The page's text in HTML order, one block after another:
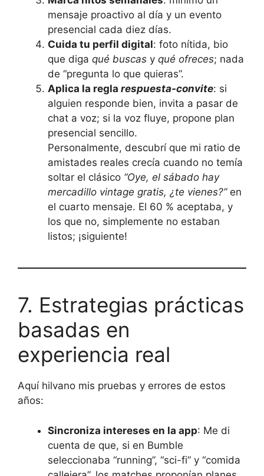
mensaje proactivo al día y un evento
presencial cada diez días.
Cuida tu perfil digital: foto nítida, bio
que diga qué buscas y qué ofreces; nada
de “pregunta lo que quieras”.
Aplica la regla respuesta-convite: si
alguien responde bien, invita a pasar de
chat a voz; si la voz fluye, propone plan
presencial sencillo.
Personalmente, descubrí que mi ratio de
amistades reales crecía cuando no temía
soltar el clásico “Oye, el sábado hay
mercadillo vintage gratis, ¿te vienes?”en
el cuarto mensaje. El 60 % aceptaba, y
los que no, simplemente no estaban
listos; ¡siguiente!
7. Estrategias prácticas
basadas en
experiencia real
Aquí hilvano mis pruebas y errores de estos
años:
Sincroniza intereses en la app: Me di
cuenta de que, si en Bumble
seleccionaba “running”, “sci-fi” y “comida